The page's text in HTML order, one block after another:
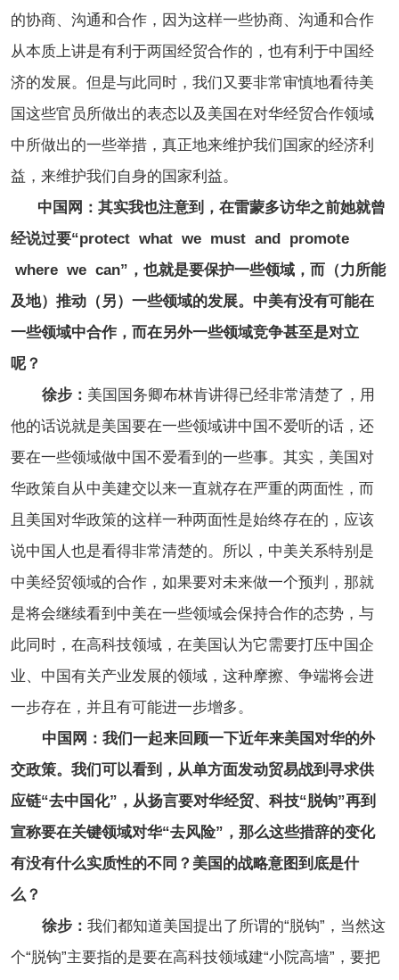
的协商、沟通和合作，因为这样一些协商、沟通和合作
从本质上讲是有利于两国经贸合作的，也有利于中国经
济的发展。但是与此同时，我们又要非常审慎地看待美
国这些官员所做出的表态以及美国在对华经贸合作领域
中所做出的一些举措，真正地来维护我们国家的经济利
益，来维护我们自身的国家利益。
中国网：其实我也注意到，在雷蒙多访华之前她就曾
经说过要“protect what we must and promote
where we can”，也就是要保护一些领域，而（力所能
及地）推动（另）一些领域的发展。中美有没有可能在
一些领域中合作，而在另外一些领域竞争甚至是对立
呢？
徐步： 美国国务卿布林肯讲得已经非常清楚了，用
他的话说就是美国要在一些领域讲中国不爱听的话，还
要在一些领域做中国不爱看到的一些事。其实，美国对
华政策自从中美建交以来一直就存在严重的两面性，而
且美国对华政策的这样一种两面性是始终存在的，应该
说中国人也是看得非常清楚的。所以，中美关系特别是
中美经贸领域的合作，如果要对未来做一个预判，那就
是将会继续看到中美在一些领域会保持合作的态势，与
此同时，在高科技领域，在美国认为它需要打压中国企
业、中国有关产业发展的领域，这种摩擦、争端将会进
一步存在，并且有可能进一步增多。
中国网：我们一起来回顾一下近年来美国对华的外
交政策。我们可以看到，从单方面发动贸易战到寻求供
应链“去中国化”，从扬言要对华经贸、科技“脱钩”再到
宣称要在关键领域对华“去风险”，那么这些措辞的变化
有没有什么实质性的不同？美国的战略意图到底是什
么？
徐步： 我们都知道美国提出了所谓的“脱钩”，当然这
个“脱钩”主要指的是要在高科技领域建“小院高墙”，要把